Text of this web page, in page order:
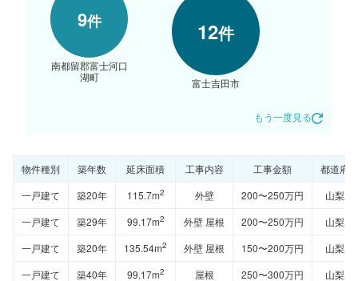
12件
富士吉田市
9件
南都留郡富士河口
湖町
もう一度見る
物件種別 築年数 延床面積 工事内容 工事金額
都道府県
一戸建て
築20年 115.7m2 外壁 200〜250万円
山梨県
一戸建て
築29年 99.17m2 外壁 屋根 200〜250万円
山梨県
一戸建て
築20年 135.54m2 外壁 屋根 150〜200万円
山梨県
一戸建て
築40年 99.17m2 屋根 250〜300万円 山梨県